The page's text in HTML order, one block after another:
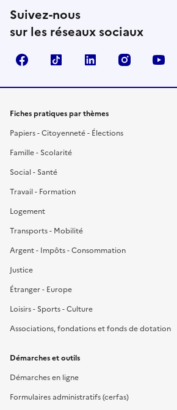
Suivez-nous
sur les réseaux sociaux
FacebookTikTok LinkedIn Instagram
Fiches pratiques par thèmes
Papiers - Citoyenneté - Élections
Famille - Scolarité
Social - Santé
Travail - Formation
Logement
Transports - Mobilité
Argent - Impôts - Consommation
Justice
Étranger - Europe
Loisirs - Sports - Culture
Associations, fondations et fonds de dotation
Démarches et outils
Démarches en ligne
Formulaires administratifs (cerfas)